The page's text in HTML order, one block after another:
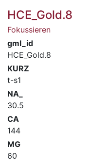
HCE_Gold.8
Fokussieren
gml_id
HCE_Gold.8
KURZ
t-s1
NA_
30.5
CA
144
MG
60